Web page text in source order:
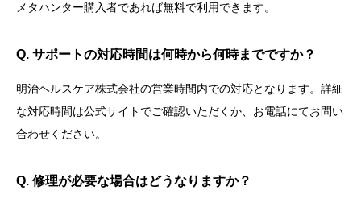
メタハンター購入者であれば無料で利用できます。
Q. サポートの対応時間は何時から何時までですか？
明治ヘルスケア株式会社の営業時間内での対応となります。詳細
な対応時間は公式サイトでご確認いただくか、お電話にてお問い
合わせください。
Q. 修理が必要な場合はどうなりますか？